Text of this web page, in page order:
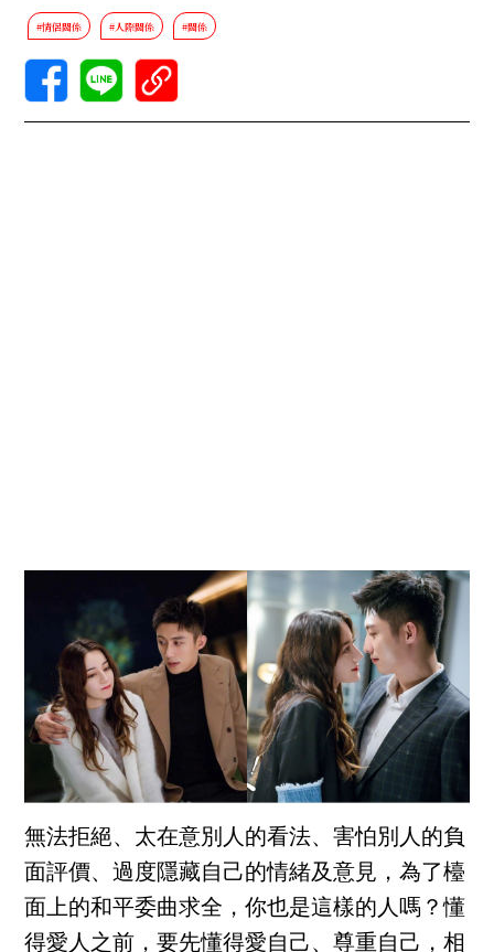
#情侶關係 #人際關係 #關係
無法拒絕、太在意別人的看法、害怕別人的負
面評價、過度隱藏自己的情緒及意見，為了檯
面上的和平委曲求全，你也是這樣的人嗎？懂
得愛人之前，要先懂得愛自己、尊重自己，相